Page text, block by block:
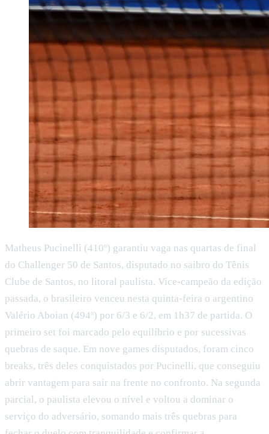
Matheus Pucinelli (410º) garantiu vaga nas quartas de final
do Challenger 50 de Santos, disputado no saibro do Tênis
Clube de Santos, no litoral paulista. Vice-campeão da edição
passada, o brasileiro venceu nesta quinta-feira o argentino
Valério Aboian (494º) por 6/3 e 6/2, em 1h37 de partida. O
primeiro set foi marcado pelo equilíbrio e por sucessivas
quebras de saque. Em nove games disputados, foram cinco
breaks, três deles conquistados por Pucinelli, que conseguiu
abrir vantagem para sair na frente no confronto. Na segunda
parcial, o paulista elevou o nível e voltou a dominar o
serviço do adversário, somando mais três quebras para